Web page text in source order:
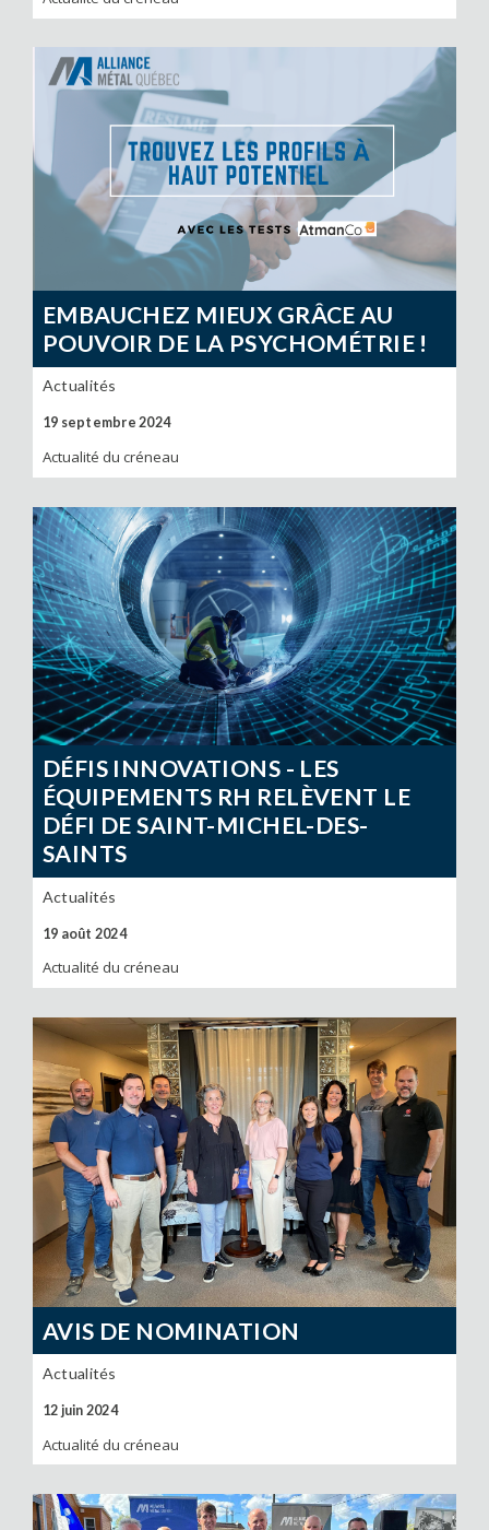
EMBAUCHEZ MIEUX GRÂCE AU
POUVOIR DE LA PSYCHOMÉTRIE !
Actualités
19 septembre 2024
Actualité du créneau
DÉFIS INNOVATIONS - LES
ÉQUIPEMENTS RH RELÈVENT LE
DÉFI DE SAINT-MICHEL-DES-
SAINTS
Actualités
19 août 2024
Actualité du créneau
AVIS DE NOMINATION
Actualités
12 juin 2024
Actualité du créneau